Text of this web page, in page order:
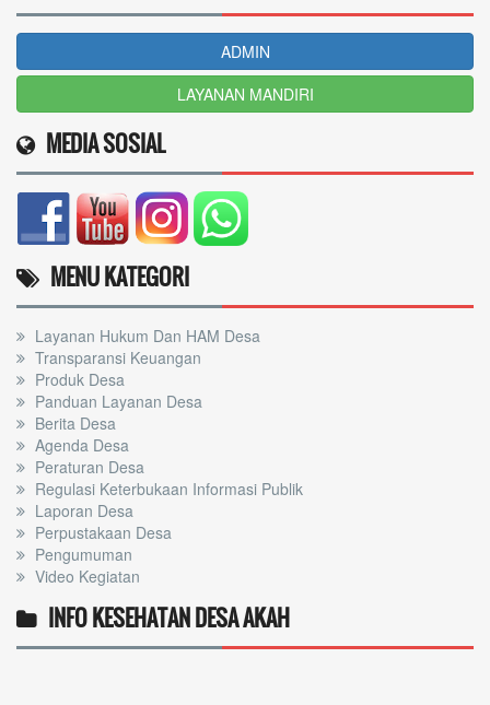
ADMIN
LAYANAN MANDIRI
MEDIA SOSIAL
MENU KATEGORI
Layanan Hukum Dan HAM Desa
Transparansi Keuangan
Produk Desa
Panduan Layanan Desa
Berita Desa
Agenda Desa
Peraturan Desa
Regulasi Keterbukaan Informasi Publik
Laporan Desa
Perpustakaan Desa
Pengumuman
Video Kegiatan
INFO KESEHATAN DESA AKAH